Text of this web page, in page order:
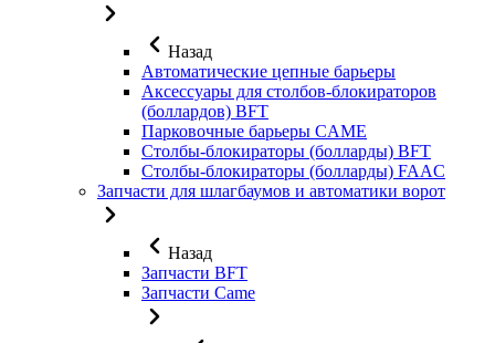
Назад
Автоматические цепные барьеры
Аксессуары для столбов-блокираторов
(боллардов) BFT
Парковочные барьеры CAME
Столбы-блокираторы (болларды) BFT
Столбы-блокираторы (болларды) FAAC
Запчасти для шлагбаумов и автоматики ворот
Назад
Запчасти BFT
Запчасти Came